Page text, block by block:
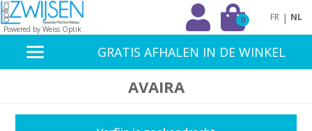
Powered by Weiss Optik
0 FR | NL
GRATIS AFHALEN IN DE WINKEL
AVAIRA